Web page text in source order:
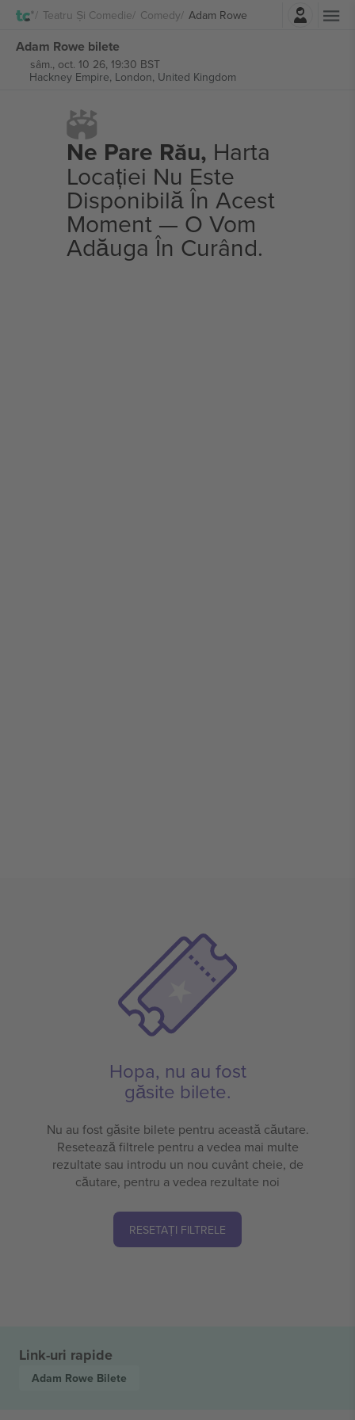
Teatru Și Comedie Comedy Adam Rowe
Autentificare
Adam Rowe bilete
sâm., oct. 10 26, 19:30 BST
Hackney Empire, London, United Kingdom
Ne Pare Rău, Harta
Locației Nu Este
Disponibilă În Acest
Moment — O Vom
Adăuga În Curând.
Hopa, nu au fost
găsite bilete.
Nu au fost găsite bilete pentru această căutare.
Resetează filtrele pentru a vedea mai multe
rezultate sau introdu un nou cuvânt cheie, de
căutare, pentru a vedea rezultate noi
RESETAȚI FILTRELE
Link-uri rapide
Adam Rowe Bilete